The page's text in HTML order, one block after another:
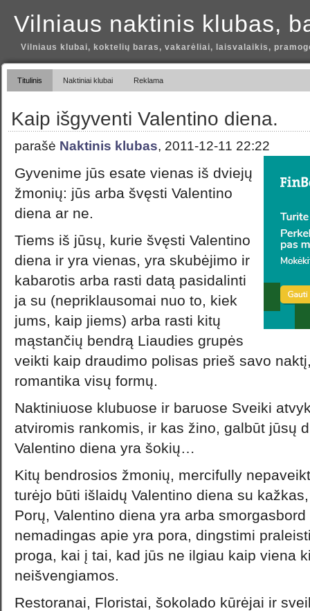
Vilniaus naktinis klubas,
Vilniaus klubai, koktelių baras, vakarėliai, laisvalaikis,
Titulinis Naktiniai klubai Reklama
Kaip išgyventi Valentino diena.
parašė Naktinis klubas, 2011-12-11 22:22
Gyvenime jūs esate vienas iš dviejų
žmonių: jūs arba švęsti Valentino
diena ar ne.
Tiems iš jūsų, kurie švęsti Valentino
diena ir yra vienas, yra skubėjimo ir
kabarotis arba rasti datą pasidalinti
ja su (nepriklausomai nuo to, kiek
jums, kaip jiems) arba rasti kitų
mąstančių bendrą Liaudies grupės
veikti kaip draudimo polisas prieš savo
romantika visų formų.
Naktiniuose klubuose ir baruose Sveiki
atviromis rankomis, ir kas žino, galbūt jūsų
Valentino diena yra šokių…
Kitų bendrosios žmonių, mercifully
turėjo būti išlaidų Valentino diena su
Porų, Valentino diena yra arba
nemadingas apie yra pora, dingstimi
proga, kai į tai, kad jūs ne ilgiau kaip viena
neišvengiamos.
Restoranai, Floristai, šokolado kūrėjai ir